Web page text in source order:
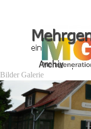
Bilder Galerie